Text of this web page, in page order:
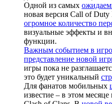
Одной из самых
новая версия Call of
огромное количество
визуальные эффекты и
функции.
Важным событием в
представление новой
игры пока не
это будет уникальный
Для фанатов мобильных
известие – в этом